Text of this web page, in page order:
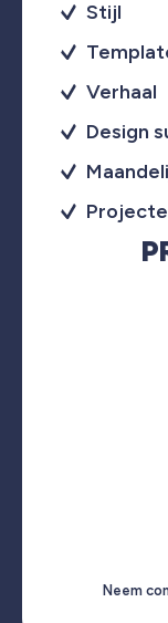
Stijl
Verhaal
Design
Neem